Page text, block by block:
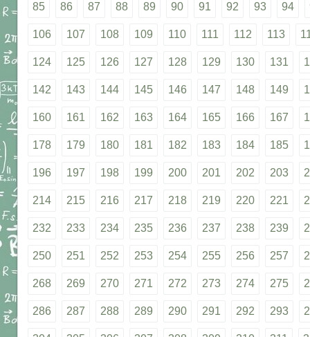
85 86 87 88 89 90 91 92 93 94
106 107 108 109 110 111 112 113
124 125 126 127 128 129 130 131
142 143 144 145 146 147 148 149
160 161 162 163 164 165 166 167
178 179 180 181 182 183 184 185
196 197 198 199 200 201 202 203
214 215 216 217 218 219 220 221
232 233 234 235 236 237 238 239
250 251 252 253 254 255 256 257
268 269 270 271 272 273 274 275
286 287 288 289 290 291 292 293